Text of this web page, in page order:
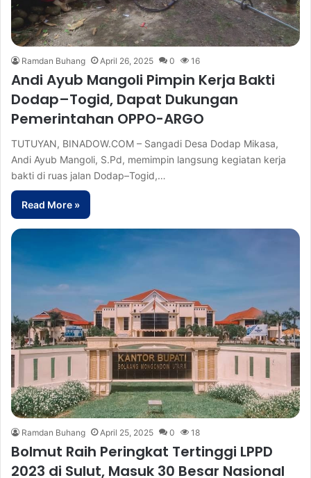
Ramdan Buhang April 26, 2025 0 16
Andi Ayub Mangoli Pimpin Kerja Bakti
Dodap–Togid, Dapat Dukungan
Pemerintahan OPPO-ARGO
TUTUYAN, BINADOW.COM – Sangadi Desa Dodap Mikasa,
Andi Ayub Mangoli, S.Pd, memimpin langsung kegiatan kerja
bakti di ruas jalan Dodap–Togid,…
Read More »
Ramdan Buhang April 25, 2025 0 18
Bolmut Raih Peringkat Tertinggi LPPD
2023 di Sulut, Masuk 30 Besar Nasional